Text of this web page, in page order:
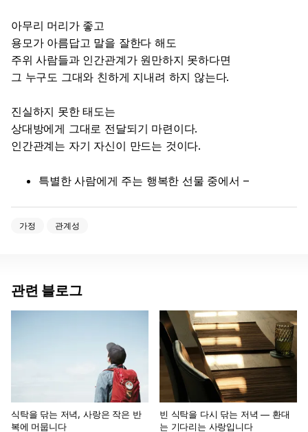
아무리 머리가 좋고
용모가 아름답고 말을 잘한다 해도
주위 사람들과 인간관계가 원만하지 못하다면
그 누구도 그대와 친하게 지내려 하지 않는다.
진실하지 못한 태도는
상대방에게 그대로 전달되기 마련이다.
인간관계는 자기 자신이 만드는 것이다.
특별한 사람에게 주는 행복한 선물 중에서 –
가정 관계성
관련 블로그
식탁을 닦는 저녁, 사랑은 작은 반
복에 머뭅니다
빈 식탁을 다시 닦는 저녁 — 환대
는 기다리는 사랑입니다